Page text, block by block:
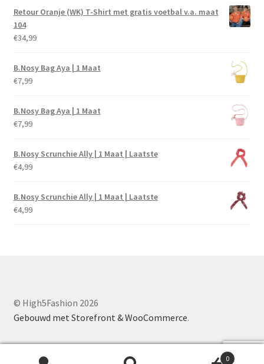
Retour Oranje (WK) T-Shirt met gratis voetbal v.a. maat
104
€34,99
B.Nosy Bag Aya | 1 Maat
€7,99
B.Nosy Bag Aya | 1 Maat
€7,99
B.Nosy Scrunchie Ally | 1 Maat | Laatste
€4,99
B.Nosy Scrunchie Ally | 1 Maat | Laatste
€4,99
© High5Fashion 2026
Gebouwd met Storefront & WooCommerce.
0